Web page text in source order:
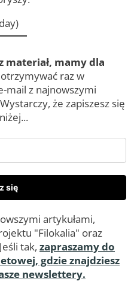
materiał, mamy dla
raz w
mail z najnowszymi
że zapiszesz się
się
artykułami,
"Filokalia" oraz
tak, zapraszamy do
gdzie znajdziesz
newslettery.